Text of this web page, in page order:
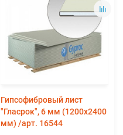
Гипсофибровый лист
"Гласрок", 6 мм (1200х2400
мм) /арт. 16544